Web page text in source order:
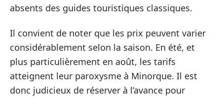
absents des guides touristiques classiques.
Il convient de noter que les prix peuvent varier
considérablement selon la saison. En été, et
plus particulièrement en août, les tarifs
atteignent leur paroxysme à Minorque. Il est
donc judicieux de réserver à l’avance pour